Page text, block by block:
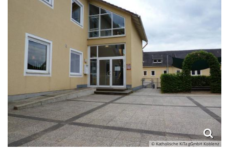
© Katholische KiTa gGmbH Koblenz